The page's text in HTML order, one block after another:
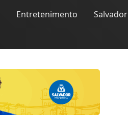
Entretenimento Salvador